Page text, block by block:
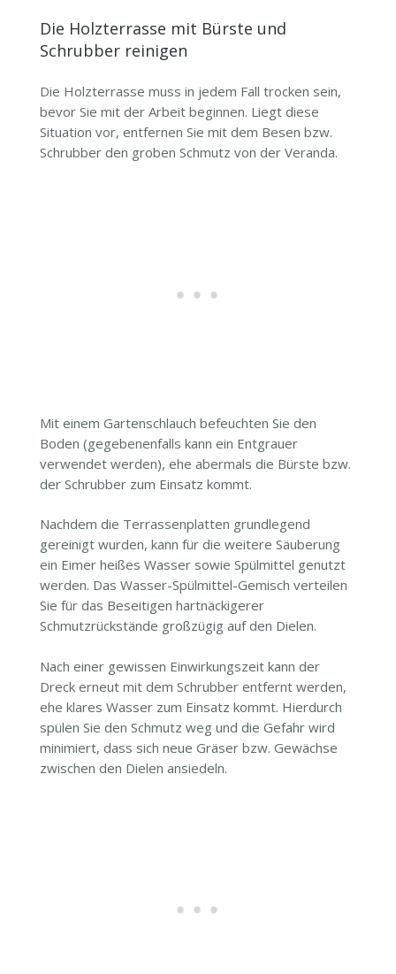
Die Holzterrasse mit Bürste und
Schrubber reinigen
Die Holzterrasse muss in jedem Fall trocken sein,
bevor Sie mit der Arbeit beginnen. Liegt diese
Situation vor, entfernen Sie mit dem Besen bzw.
Schrubber den groben Schmutz von der Veranda.
Mit einem Gartenschlauch befeuchten Sie den
Boden (gegebenenfalls kann ein Entgrauer
verwendet werden), ehe abermals die Bürste bzw.
der Schrubber zum Einsatz kommt.
Nachdem die Terrassenplatten grundlegend
gereinigt wurden, kann für die weitere Säuberung
ein Eimer heißes Wasser sowie Spülmittel genutzt
werden. Das Wasser-Spülmittel-Gemisch verteilen
Sie für das Beseitigen hartnäckigerer
Schmutzrückstände großzügig auf den Dielen.
Nach einer gewissen Einwirkungszeit kann der
Dreck erneut mit dem Schrubber entfernt werden,
ehe klares Wasser zum Einsatz kommt. Hierdurch
spülen Sie den Schmutz weg und die Gefahr wird
minimiert, dass sich neue Gräser bzw. Gewächse
zwischen den Dielen ansiedeln.